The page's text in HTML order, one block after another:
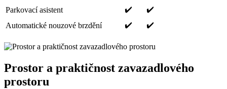
Parkovací asistent ✔️
✔️
Automatické nouzové brzdění
✔️ ✔️
Prostor a praktičnost zavazadlového
prostoru